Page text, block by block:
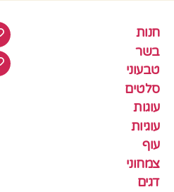
חנות
בשר
טבעוני
סלטים
עוגות
עוגיות
עוף
צמחוני
דגים